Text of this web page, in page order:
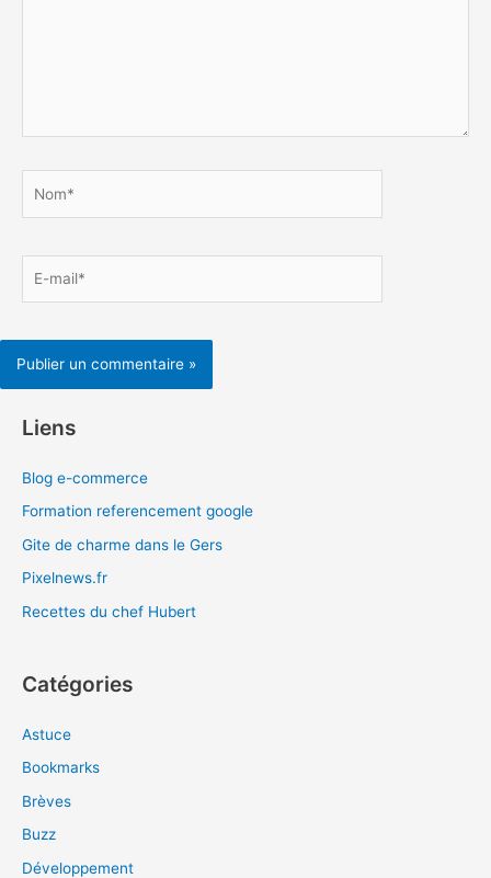
mail*
Liens
Blog e-commerce
Formation referencement google
Gite de charme dans le Gers
Pixelnews.fr
Recettes du chef Hubert
Catégories
Astuce
Bookmarks
Brèves
Buzz
Développement